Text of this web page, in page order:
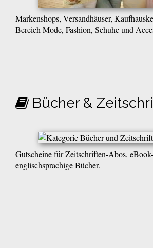
Markenshops, Versandhäuser,
Bereich Mode, Fashion, Schuhe und
Bücher &
Gutscheine für Zeitschriften-Abos,
englischsprachige Bücher.